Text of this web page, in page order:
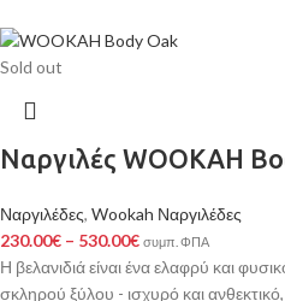
Sold out
Ναργιλές WOOKAH
Ναργιλέδες, Wookah Ναργιλέδες
230.00€ – 530.00€ συμπ. ΦΠΑ
Η βελανιδιά είναι ένα ελαφρύ και
σκληρού ξύλου - ισχυρό και